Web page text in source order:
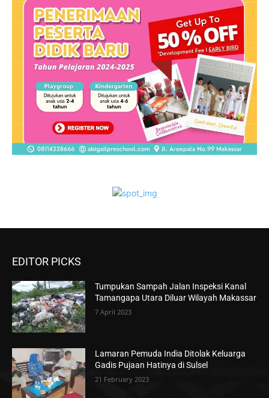
EDITOR PICKS
Tumpukan Sampah Jalan Inspeksi Kanal
Tamangapa Utara Diluar Wilayah Makassar
7 April 2023
Lamaran Pemuda India Ditolak Keluarga
Gadis Pujaan Hatinya di Sulsel
21 February 2023